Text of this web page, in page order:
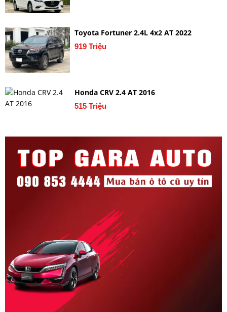
Toyota Fortuner 2.4L 4x2 AT 2022
919 Triệu
Honda CRV 2.4 AT 2016
515 Triệu